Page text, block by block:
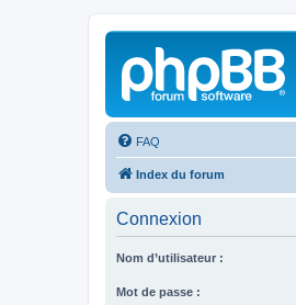
FAQ
Index du forum
Connexion
Nom d’utilisateur :
Mot de passe :